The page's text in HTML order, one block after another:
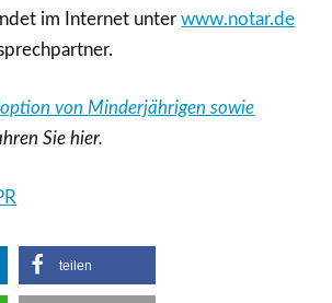
im Internet unterwww.notar.de
von Minderjährigen sowie
Sie hier.
teilen